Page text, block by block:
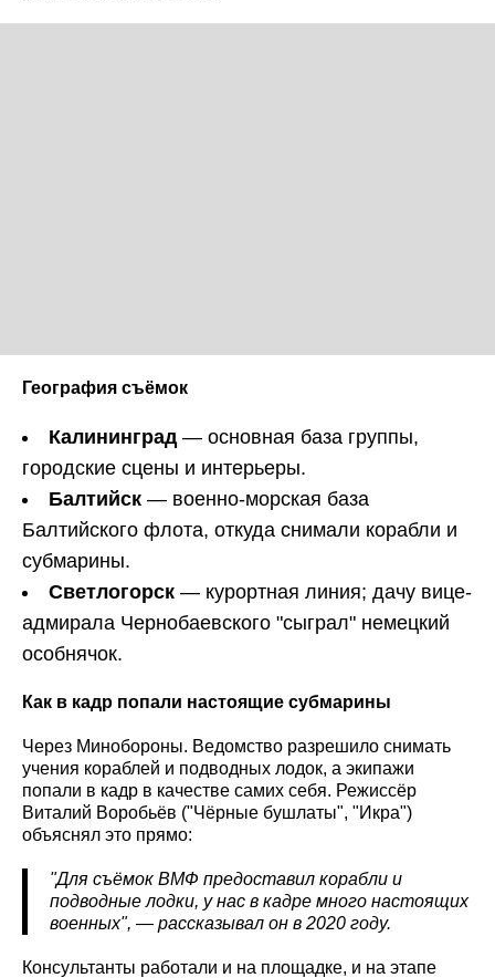
География съёмок
Калининград — основная база группы,
городские сцены и интерьеры.
Балтийск — военно-морская база
Балтийского флота, откуда снимали корабли и
субмарины.
Светлогорск — курортная линия; дачу вице-
адмирала Чернобаевского "сыграл" немецкий
особнячок.
Как в кадр попали настоящие субмарины
Через Минобороны. Ведомство разрешило снимать
учения кораблей и подводных лодок, а экипажи
попали в кадр в качестве самих себя. Режиссёр
Виталий Воробьёв ("Чёрные бушлаты", "Икра")
объяснял это прямо:
"Для съёмок ВМФ предоставил корабли и
подводные лодки, у нас в кадре много настоящих
военных", — рассказывал он в 2020 году.
Консультанты работали и на площадке, и на этапе